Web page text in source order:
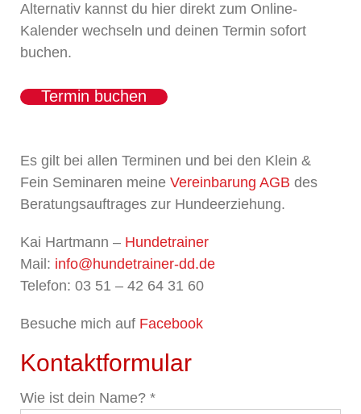
Alternativ kannst du hier direkt zum Online-
Kalender wechseln und deinen Termin sofort
buchen.
Termin buchen
Es gilt bei allen Terminen und bei den Klein &
Fein Seminaren meine Vereinbarung AGB des
Beratungsauftrages zur Hundeerziehung.
Kai Hartmann – Hundetrainer
Mail: info@hundetrainer-dd.de
Telefon: 03 51 – 42 64 31 60
Besuche mich auf Facebook
Kontaktformular
Wie ist dein Name? *